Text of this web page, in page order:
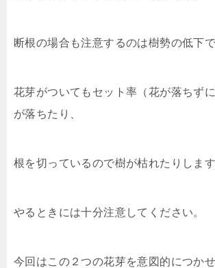
断根の場合も注意するのは樹勢の低下で
花芽がついてもセット率（花が落ちずに
が落ちたり、
根を切っているので樹が枯れたりします
やるときには十分注意してください。
今回はこの２つの花芽を意図的につか